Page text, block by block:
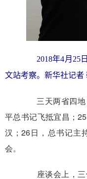
2018年4月25
文站考察。新华社记者
三天两省四地
平总书记飞抵宜昌；
汉；26日，总书记主
会。
座谈会上，三